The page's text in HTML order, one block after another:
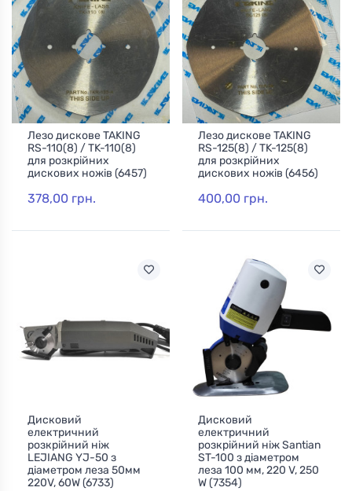
Лезо дискове TAKING
RS-110(8) / TK-110(8)
для розкрійних
дискових ножів (6457)
378,00 грн.
Лезо дискове TAKING
RS-125(8) / TK-125(8)
для розкрійних
дискових ножів (6456)
400,00 грн.
Дисковий
електричний
розкрійний ніж
LEJIANG YJ-50 з
діаметром леза 50мм
220V, 60W (6733)
Дисковий
електричний
розкрійний ніж Santian
ST-100 з діаметром
леза 100 мм, 220 V, 250
W (7354)